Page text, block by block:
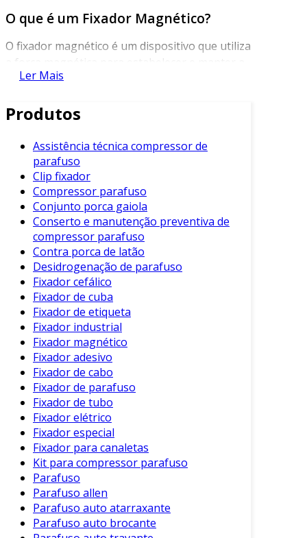
O que é um Fixador Magnético?
O fixador magnético é um dispositivo que utiliza
a força magnética para estabelecer e manter a
conexão entre diferentes componentes.
permanentes ou eletroímãs, que oferecem a
e confiável. Isso o torna ideal para uma ampla
gama de aplicações industriais e comerciais.
Além disso, sua instalação é simples e prática, o
que reduz os custos operacionais. O fixador
magnético pode ser encontrado em diversos
formatos e tamanhos, adaptando-se às
necessidades específicas de cada projeto.
Aplicações do Fixador Magnético
O fixador magnético pode ser utilizado em
diversas áreas, incluindo:
Indústria Automotiva
montagem de peças e componentes
durante a produção de veículos.
Armazenagem
ferramentas e equipamentos em locais de
trabalho.
Setor Eletrônico: Empregado na fixação
de componentes eletrônicos em
dispositivos variados.
Exposições e Displays: Usado para
montar produtos em vitrines e stands,
Ler Mais
Produtos
Assistência técnica compressor de
parafuso
Clip fixador
Compressor parafuso
Conjunto porca gaiola
Conserto e manutenção preventiva de
compressor parafuso
Contra porca de latão
Desidrogenação de parafuso
Fixador cefálico
Fixador de cuba
Fixador de etiqueta
Fixador industrial
Fixador magnético
Fixador adesivo
Fixador de cabo
Fixador de parafuso
Fixador de tubo
Fixador elétrico
Fixador especial
Fixador para canaletas
Kit para compressor parafuso
Parafuso
Parafuso allen
Parafuso auto atarraxante
Parafuso auto brocante